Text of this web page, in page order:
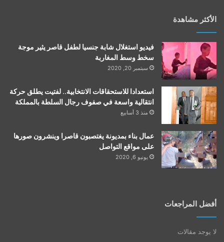
الأكثر مشاهدة
فيديو استغلال شابة جنسيا لطفل قاصر يثير موجة
سخط وسط المغاربة
سبتمبر 20, 2020
استعدادا للاستحقاقات الانتخابية.. لفتيت يطلق حركة
انتقالية واسعة في صفوف رجال السلطة بالمملكة
منذ 3 أسابيع
عمال بناء بمديونة يغتصبون قاصرا وينشرون صورها
على مواقع التواصل
يونيو 6, 2020
أفضل المراجعات
لا يوجد مقالات